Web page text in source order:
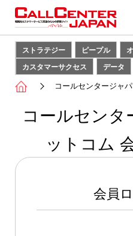
ストラテジー ピープル
カスタマーサクセス
データ
コールセンタージャ
コールセンタ
ットコム
会員